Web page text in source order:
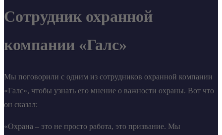
Сотрудник охранной
компании «Галс»
Мы поговорили с одним из сотрудников охранной компании
«Галс», чтобы узнать его мнение о важности охраны. Вот что
он сказал:
«Охрана – это не просто работа, это призвание. Мы